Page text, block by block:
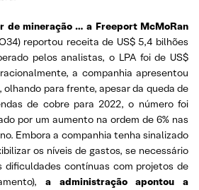
de mineração … a Freeport McMoRan
reportou receita de US$ 5,4 bilhões
pelos analistas, o LPA foi de US$
a companhia apresentou
olhando para frente, apesar da queda de
de cobre para 2022, o número foi
por um aumento na ordem de 6% nas
Embora a companhia tenha sinalizado
os níveis de gastos, se necessário
dificuldades contínuas com projetos de
a administração apontou a